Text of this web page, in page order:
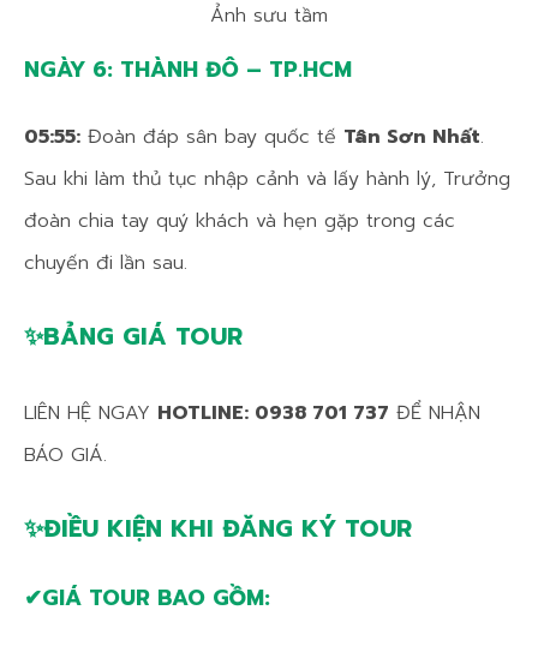
Ảnh sưu tầm
NGÀY 6: THÀNH ĐÔ – TP.HCM
05:55: Đoàn đáp sân bay quốc tế Tân Sơn Nhất.
Sau khi làm thủ tục nhập cảnh và lấy hành lý, Trưởng
đoàn chia tay quý khách và hẹn gặp trong các
chuyến đi lần sau.
✨BẢNG GIÁ TOUR
LIÊN HỆ NGAY HOTLINE: 0938 701 737 ĐỂ NHẬN
BÁO GIÁ.
✨ĐIỀU KIỆN KHI ĐĂNG KÝ TOUR
✔GIÁ TOUR BAO GỒM: